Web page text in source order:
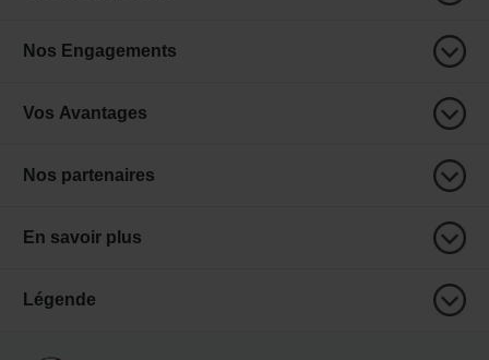
Nos Engagements
Vos Avantages
Nos partenaires
En savoir plus
Légende